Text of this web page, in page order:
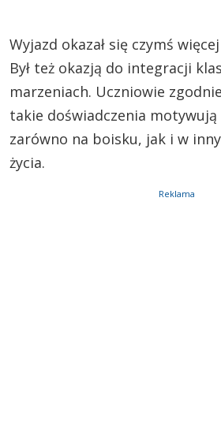
Wyjazd okazał się czymś
Był też okazją do integracji
marzeniach. Uczniowie
takie doświadczenia motywują
zarówno na boisku, jak i w
życia.
Reklama